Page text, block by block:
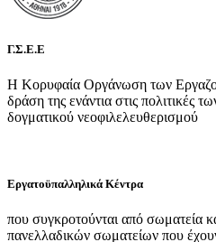
Γ.Σ.Ε.Ε
Η Κορυφαία Οργάνωση των
δράση της ενάντια στις πολιτικές
δογματικού νεοφιλελευθερισμού
Εργατοϋπαλληλικά Κέντρα
που συγκροτούνται από σωματεία
πανελλαδικών σωματείων που